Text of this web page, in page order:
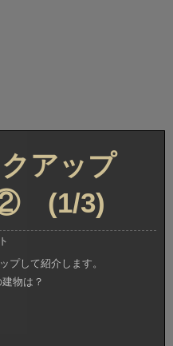
クアップ
(1/3)
プして紹介します。
物は？